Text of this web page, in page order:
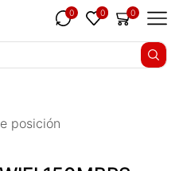
0 0 0